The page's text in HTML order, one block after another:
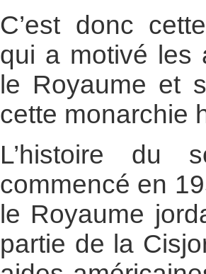
C’est donc
qui a motivé les
le Royaume et
cette monarchie
L’histoire du
commencé en
le Royaume
partie de la